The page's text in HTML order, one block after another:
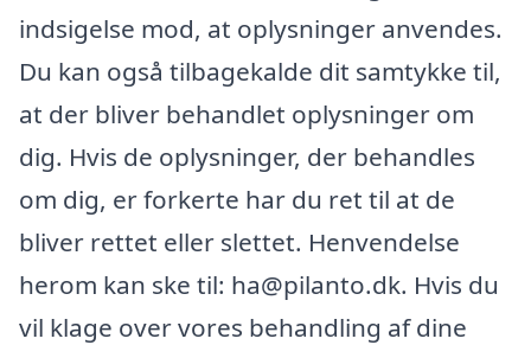
indsigelse mod, at oplysninger anvendes.
Du kan også tilbagekalde dit samtykke til,
at der bliver behandlet oplysninger om
dig. Hvis de oplysninger, der behandles
om dig, er forkerte har du ret til at de
bliver rettet eller slettet. Henvendelse
herom kan ske til: ha@pilanto.dk. Hvis du
vil klage over vores behandling af dine